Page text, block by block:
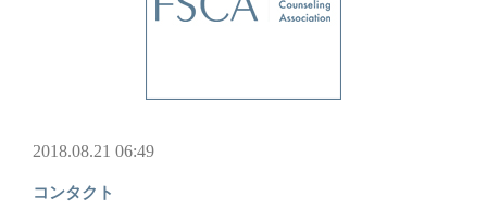
2018.08.21 06:49
コンタクト